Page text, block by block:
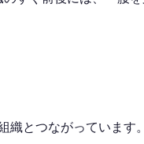
織とつながっていま